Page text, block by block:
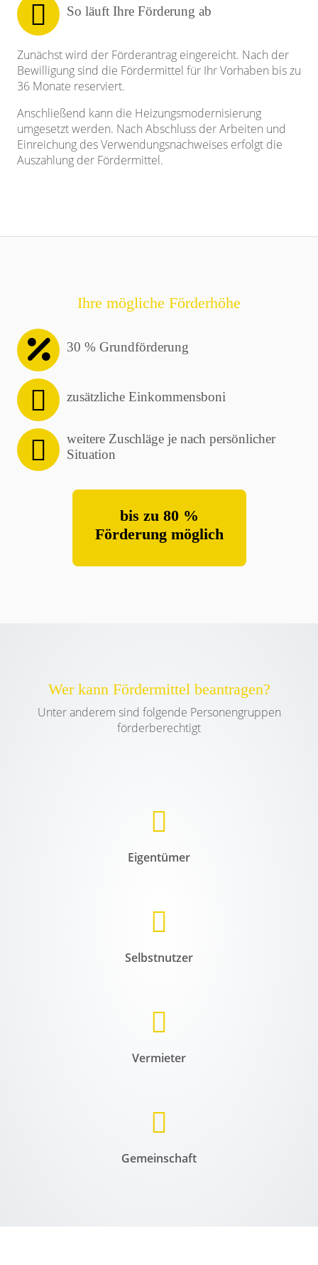
So läuft Ihre Förderung ab
Zunächst wird der Förderantrag eingereicht. Nach der
Bewilligung sind die Fördermittel für Ihr Vorhaben bis zu
36 Monate reserviert.
Anschließend kann die Heizungsmodernisierung
umgesetzt werden. Nach Abschluss der Arbeiten und
Einreichung des Verwendungsnachweises erfolgt die
Auszahlung der Fördermittel.
Ihre mögliche Förderhöhe
30 % Grundförderung
zusätzliche Einkommensboni
weitere Zuschläge je nach persönlicher
Situation
bis zu 80 %
Förderung möglich
Wer kann Fördermittel beantragen?
Unter anderem sind folgende Personengruppen
förderberechtigt
Eigentümer
Selbstnutzer
Vermieter
Gemeinschaft